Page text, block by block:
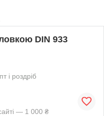
DIN 933
і роздріб
— 1 000 ₴